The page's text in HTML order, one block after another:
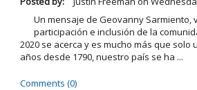
Un mensaje de Geovanny Sarmiento,
participación e inclusión de la
2020 se acerca y es mucho más que solo
años desde 1790, nuestro país se ha ...
Comments (0)